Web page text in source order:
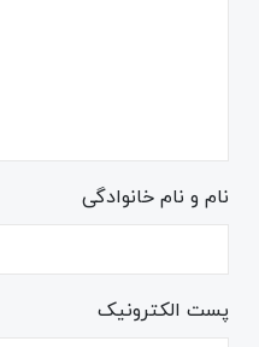
نام و نام خانوادگی
پست الکترونیک